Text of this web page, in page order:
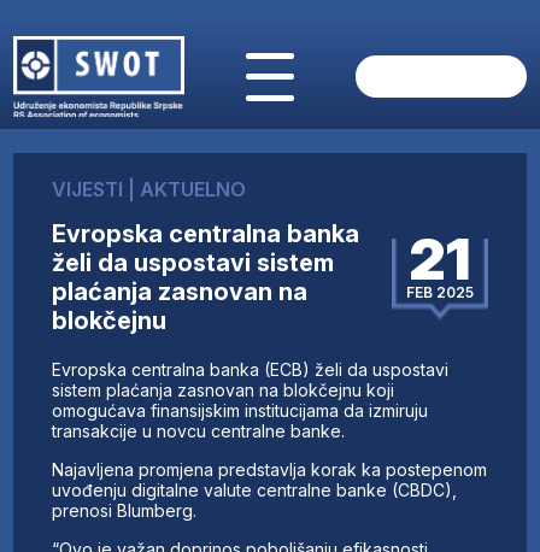
O NAMA
AKTUELNO
ANALIZE
KOMPANIJE
FINANSIJE
IZ STRANIH MEDIJA
AKTIVNOSTI
SWOT INTERVJU
UČLANI SE
KONTAKT
VIJESTI AKTUELNO
Evropska centralna banka
želi da uspostavi sistem
plaćanja zasnovan na
blokčejnu
21
FEB 2025
Evropska centralna banka (ECB) želi da uspostavi
sistem plaćanja zasnovan na blokčejnu koji
omogućava finansijskim institucijama da izmiruju
transakcije u novcu centralne banke.
Najavljena promjena predstavlja korak ka postepenom
uvođenju digitalne valute centralne banke (CBDC),
prenosi Blumberg.